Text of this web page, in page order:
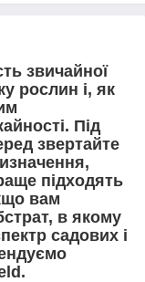
звичайної
рослин і, як
Під
звертайте
підходять
вам
в якому
садових і
.